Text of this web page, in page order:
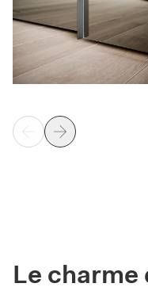
Le charme